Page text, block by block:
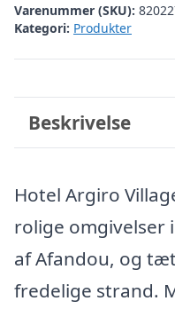
Varenummer (SKU):
Kategori: Produkter
Beskrivelse
Hotel Argiro
rolige omgivelser
af Afandou, og
fredelige strand.